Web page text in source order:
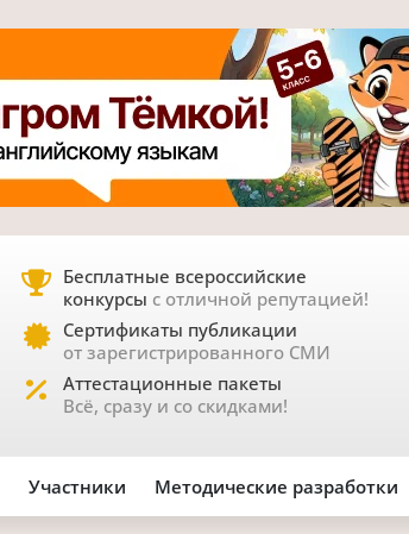
Бесплатные всероссийские
конкурсы с отличной репутацией!
Сертификаты публикации
от зарегистрированного СМИ
Аттестационные пакеты
Всё, сразу и со скидками!
Участники Методические разработки